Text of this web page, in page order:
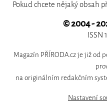
Pokud chcete nějaký obsah
© 2004 -
ISSN
Magazín PŘÍRODA.cz je již od
na originálním redakčním
Nastavení